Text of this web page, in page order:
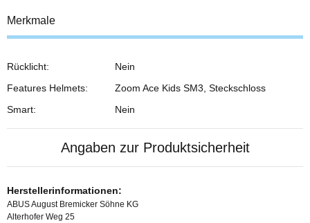
Merkmale
Rücklicht:
Nein
Features Helmets:
Zoom Ace Kids SM3, Steckschloss
Smart:
Nein
Angaben zur Produktsicherheit
Herstellerinformationen:
ABUS August Bremicker Söhne KG
Alterhofer Weg 25